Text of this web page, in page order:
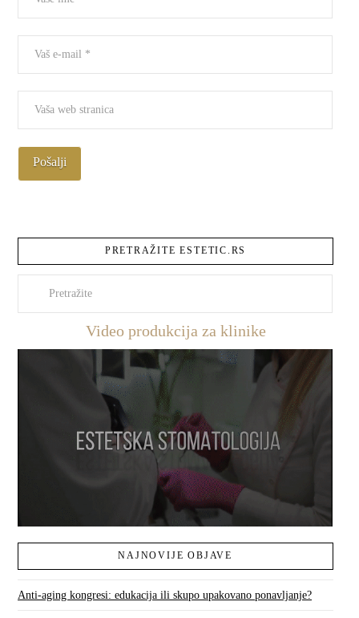
PRETRAŽITE ESTETIC.RS
Video produkcija za klinike
NAJNOVIJE OBJAVE
Anti-aging kongresi: edukacija ili skupo upakovano ponavljanje?